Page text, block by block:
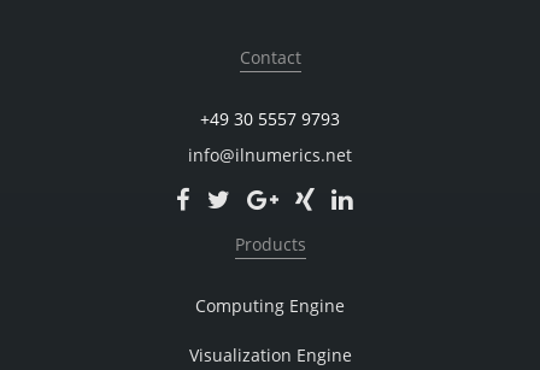
Contact
+49 30 5557 9793
info@ilnumerics.net
Products
Computing Engine
Visualization Engine